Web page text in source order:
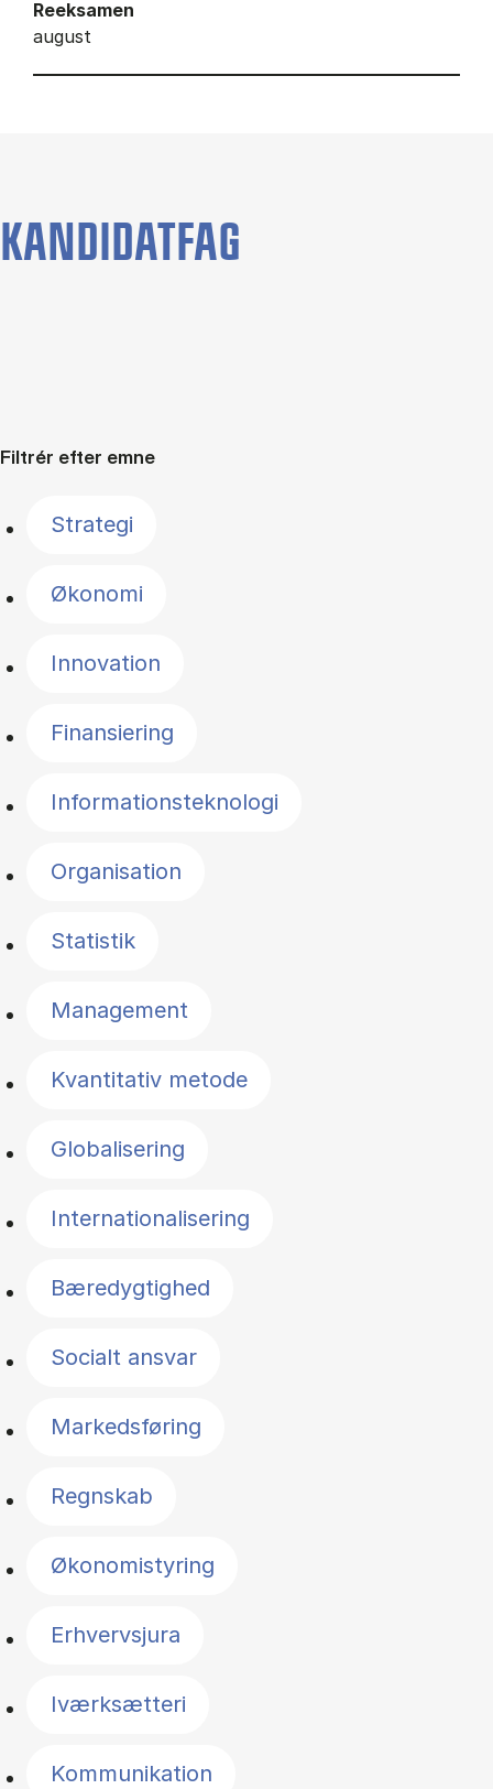
Reeksamen
august
KANDIDATFAG
Filtrér efter emne
Strategi
Økonomi
Innovation
Finansiering
Informationsteknologi
Organisation
Statistik
Management
Kvantitativ metode
Globalisering
Internationalisering
Bæredygtighed
Socialt ansvar
Markedsføring
Regnskab
Økonomistyring
Erhvervsjura
Iværksætteri
Kommunikation